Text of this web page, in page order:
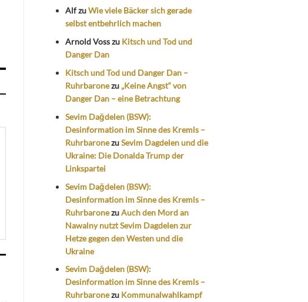
AlfzuWie viele Bäcker sich gerade
selbst entbehrlich machen
Arnold Vosszu Kitsch und Tod und
Danger Dan
Kitsch und Tod und Danger Dan –
Ruhrbaronezu „Keine Angst“ von
Danger Dan – eine Betrachtung
Sevim Dağdelen (BSW):
Desinformation im Sinne des Kremls –
RuhrbaronezuSevim Dagdelen und die
Ukraine: Die Donalda Trump der
Linkspartei
Sevim Dağdelen (BSW):
Desinformation im Sinne des Kremls –
RuhrbaronezuAuch den Mord an
Nawalny nutzt Sevim Dagdelen zur
Hetze gegen den Westen und die
Ukraine
Sevim Dağdelen (BSW):
Desinformation im Sinne des Kremls –
Ruhrbaronezu Kommunalwahlkampf